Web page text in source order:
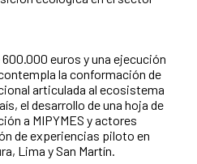
euros y una ejecución
la conformación de
articulada al ecosistema
el desarrollo de una hoja de
a MIPYMES y actores
de experiencias piloto en
Lima y San Martín.